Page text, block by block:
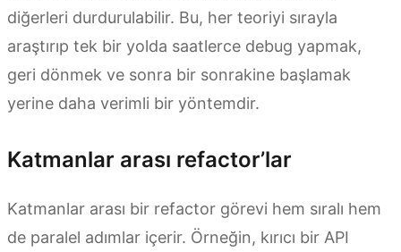
diğerleri durdurulabilir. Bu, her teoriyi sırayla
araştırıp tek bir yolda saatlerce debug yapmak,
geri dönmek ve sonra bir sonrakine başlamak
yerine daha verimli bir yöntemdir.
Katmanlar arası refactor’lar
Katmanlar arası bir refactor görevi hem sıralı hem
de paralel adımlar içerir. Örneğin, kırıcı bir API